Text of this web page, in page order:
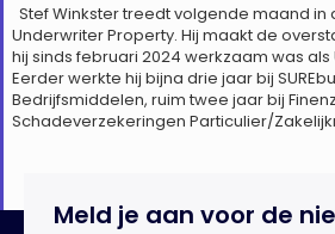
Stef Winkster treedt volgende maand in
Underwriter Property. Hij maakt de
hij sinds februari 2024 werkzaam was
Eerder werkte hij bijna drie jaar bij
Bedrijfsmiddelen, ruim twee jaar bij
Schadeverzekeringen Particulier/
Meld je aan voor de